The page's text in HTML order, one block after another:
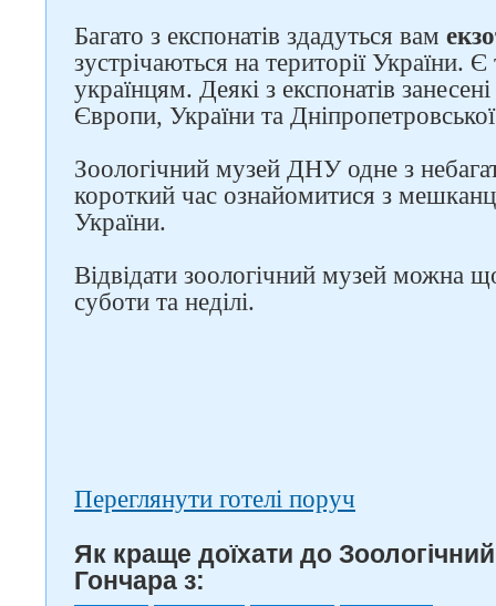
Багато з експонатів здадуться вам
зустрічаються на території України.
українцям. Деякі з експонатів
Європи, України та Дніпропетровської
Зоологічний музей ДНУ одне з
короткий час ознайомитися з
України.
Відвідати зоологічний музей можна
суботи та неділі.
Переглянути готелі поруч
Як краще доїхати до
Гончара з: